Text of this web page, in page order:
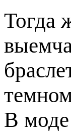
Тогда
В моде